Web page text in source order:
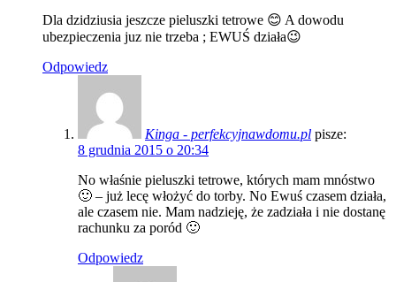
Dla dzidziusia jeszcze pieluszki tetrowe 😊 A dowodu
ubezpieczenia juz nie trzeba ; EWUŚ działa😉
Odpowiedz
Kinga - perfekcyjnawdomu.pl pisze:
8 grudnia 2015 o 20:34
No właśnie pieluszki tetrowe, których mam mnóstwo
🙂 – już lecę włożyć do torby. No Ewuś czasem działa,
ale czasem nie. Mam nadzieję, że zadziała i nie dostanę
rachunku za poród 🙂
Odpowiedz